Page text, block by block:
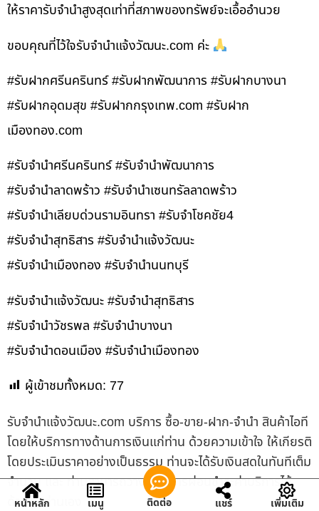
ให้ราคารับจำนำสูงสุดเท่าที่สภาพของทรัพย์จะเอื้ออำนวย
ขอบคุณที่ไว้ใจรับจำนำแจ้งวัฒนะ.com ค่ะ
#รับฝากศรีนครินทร์ #รับฝากพัฒนาการ #รับฝากบางนา
#รับฝากอุดมสุข #รับฝากกรุงเทพ.com #รับฝาก
เมืองทอง.com
#รับจำนำศรีนครินทร์ #รับจำนำพัฒนาการ
#รับจำนำลาดพร้าว #รับจำนำเซนทรัลลาดพร้าว
#รับจำนำเลียบด่วนรามอินทรา #รับจำโชคชัย4
#รับจำนำสุทธิสาร #รับจำนำแจ้งวัฒนะ
#รับจำนำเมืองทอง #รับจำนำนนทบุรี
#รับจำนำแจ้งวัฒนะ #รับจำนำสุทธิสาร
#รับจำนำวัชรพล #รับจำนำบางนา
#รับจำนำดอนเมือง #รับจำนำเมืองทอง
ผู้เข้าชมทั้งหมด: 77
รับจํานําแจ้งวัฒนะ.com บริการ ซื้อ-ขาย-ฝาก-จำนำ สินค้าไอที
โดยให้บริการทางด้านการเงินแก่ท่าน ด้วยความเข้าใจ ให้เกียรติ
โดยประเมินราคาอย่างเป็นธรรม ท่านจะได้รับเงินสดในทันทีเต็ม
จำนวน และ ท่านสามารถวางแผนการผ่อนชำระค่าบริการได้
ด้วยตัวท่านเอง
หน้าหลัก เมนู ติดต่อ แชร์ เพิ่มเติม